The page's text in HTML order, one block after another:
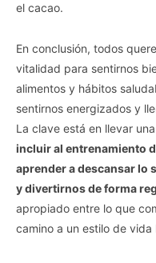
el cacao.
En conclusión, todos
vitalidad para sentirnos
alimentos y hábitos
sentirnos energizados y
La clave está en llevar
incluir al entrenamiento
aprender a descansar lo
y divertirnos de forma
apropiado entre lo que
camino a un estilo de